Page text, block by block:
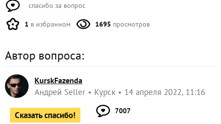
спасибо за вопрос
1 в избранном 1695 просмотров
Автор вопроса:
KurskFazenda
Андрей Seller Курск 14 апреля 2022, 11:16
Сказать спасибо! 7007